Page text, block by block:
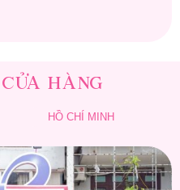
HÀNG
HỒ CHÍ MINH